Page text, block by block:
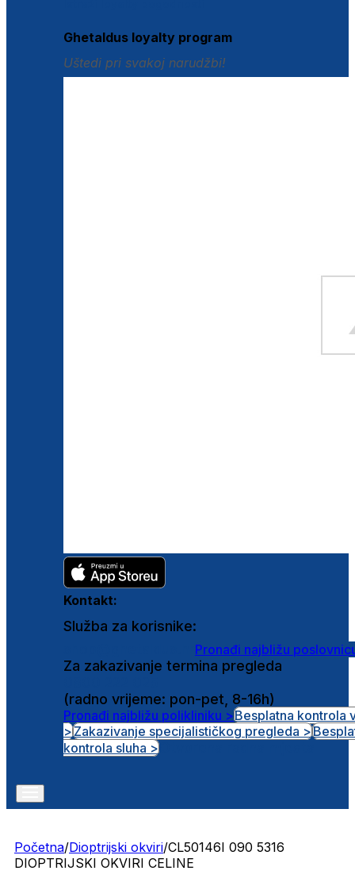
Ghetaldus loyalty program
Uštedi pri svakoj narudžbi!
Kontakt:
Služba za korisnike:
Pronađi najbližu
Za zakazivanje termina pregleda
(radno vrijeme: pon-pet, 8-16h)
Pronađi najbližu polikliniku >Besplatna kontrola
>Zakazivanje specijalističkog pregleda >
kontrola sluha >
Početna/Dioptrijski okviri/CL50146I 090 5316
DIOPTRIJSKI OKVIRI CELINE